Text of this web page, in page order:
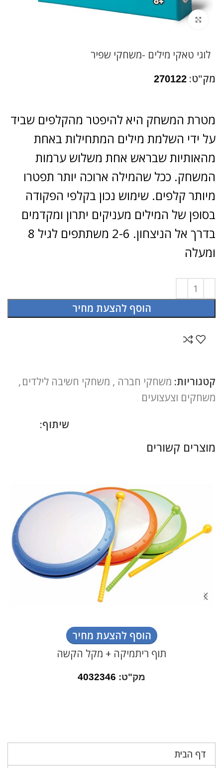
דף הבית
לחץ להגדלה
לוגי טאקי מילים -משחקי שפיר
מק"ט: 270122
מטרת המשחק היא להיפטר מהקלפים שביד
על ידי השלמת מילים המתחילות באחת
מהאותיות שבראש אחת משלוש ערמות
המשחק. ככל שהמילה ארוכה יותר תפטרו
מיותר קלפים. שימוש נכון בקלפי הפקודה
בסופן של המילים מעניקים יתרון ומקדמים
בדרך אל הניצחון. 2-6 משתתפים לגיל 8
ומעלה
הוסף להצעת מחיר
קטגוריות: משחקי חברה , משחקי חשיבה לילדים,
משחקים וצעצועים
שיתוף:
מוצרים קשורים
הוסף להצעת מחיר
תוף ריתמיקה + מקל הקשה
מק"ט: 4032346